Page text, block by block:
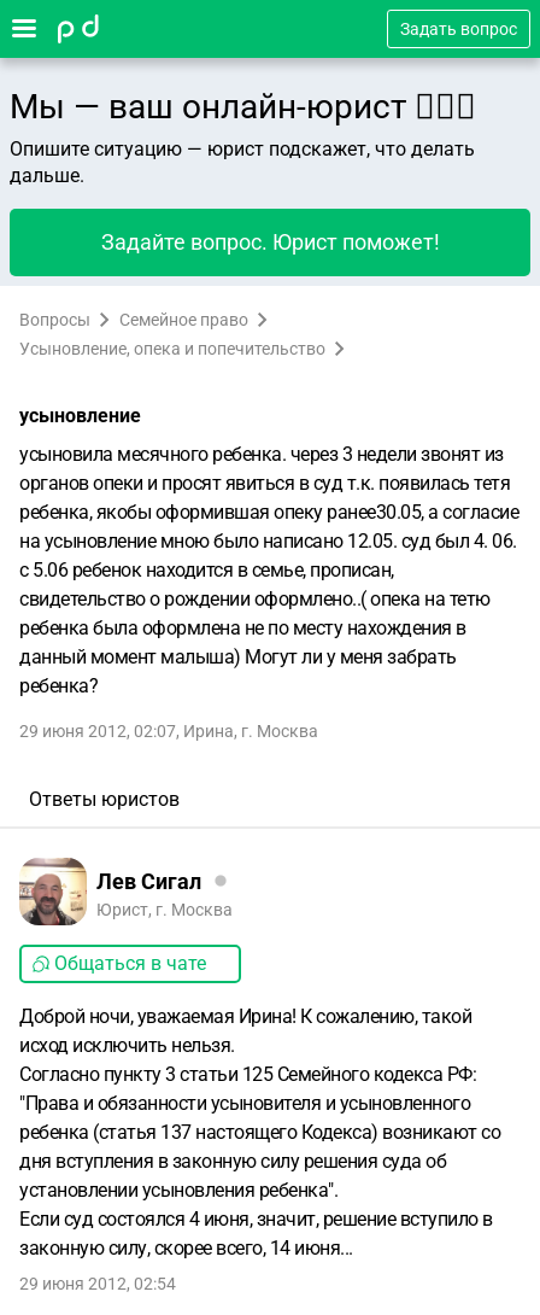
Задать вопрос
Мы — ваш онлайн-юрист 👨🏻‍⚖️
Опишите ситуацию — юрист подскажет, что делать
дальше.
Задайте вопрос. Юрист поможет!
Вопросы
Семейное право
Усыновление, опека и попечительство
усыновление
усыновила месячного ребенка. через 3 недели звонят из
органов опеки и просят явиться в суд т.к. появилась тетя
ребенка, якобы оформившая опеку ранее30.05, а согласие
на усыновление мною было написано 12.05. суд был 4. 06.
с 5.06 ребенок находится в семье, прописан,
свидетельство о рождении оформлено..( опека на тетю
ребенка была оформлена не по месту нахождения в
данный момент малыша) Могут ли у меня забрать
ребенка?
29 июня 2012, 02:07, Ирина, г. Москва
Ответы юристов
Лев Сигал
Юрист, г. Москва
Общаться в чате
Доброй ночи, уважаемая Ирина! К сожалению, такой
исход исключить нельзя.
Согласно пункту 3 статьи 125 Семейного кодекса РФ:
"Права и обязанности усыновителя и усыновленного
ребенка (статья 137 настоящего Кодекса) возникают со
дня вступления в законную силу решения суда об
установлении усыновления ребенка".
Если суд состоялся 4 июня, значит, решение вступило в
законную силу, скорее всего, 14 июня...
29 июня 2012, 02:54